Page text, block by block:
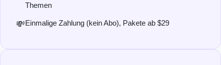
Themen
💸Einmalige Zahlung (kein Abo), Pakete ab $29